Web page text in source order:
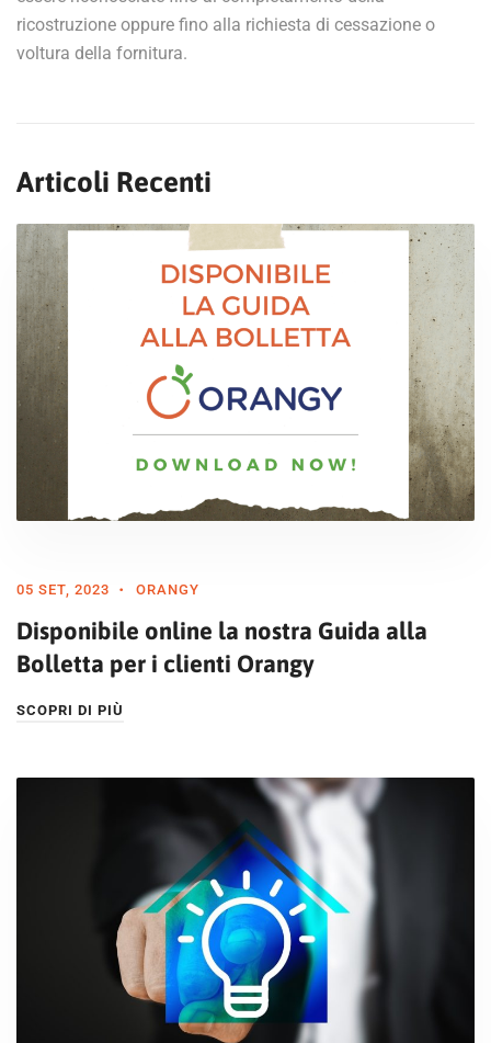
ricostruzione oppure fino alla richiesta di cessazione o
voltura della fornitura.
Articoli Recenti
05 SET, 2023 ORANGY
Disponibile online la nostra Guida alla
Bolletta per i clienti Orangy
SCOPRI DI PIÙ